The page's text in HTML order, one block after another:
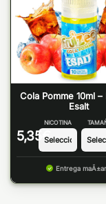
Cola Pomme 10ml
Esalt
5,35 €
NICOTINA
Entrega